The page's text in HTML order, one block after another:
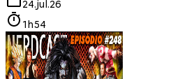
24.jul.26
1h54